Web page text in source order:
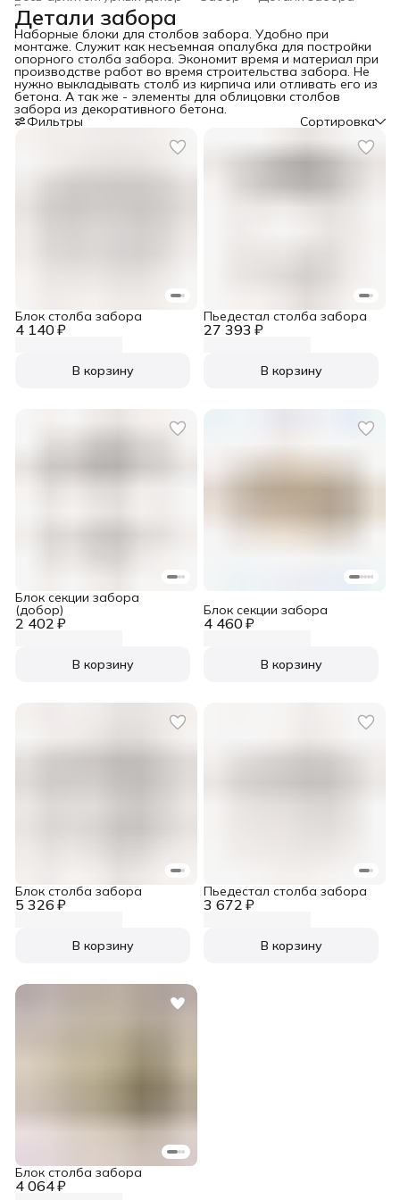
Главная
Детали забора
Наборные блоки для столбов забора. Удобно при
монтаже. Служит как несъемная опалубка для постройки
опорного столба забора. Экономит время и материал при
производстве работ во время строительства забора. Не
нужно выкладывать столб из кирпича или отливать его из
бетона. А так же - элементы для облицовки столбов
забора из декоративного бетона.
Фильтры Сортировка
4 140 ₽
Блок столба забора
В корзину
27 393 ₽
Пьедестал столба забора
В корзину
2 402 ₽
Блок секции забора
(добор)
В корзину
4 460 ₽
Блок секции забора
В корзину
5 326 ₽
Блок столба забора
В корзину
3 672 ₽
Пьедестал столба забора
В корзину
4 064 ₽
Блок столба забора